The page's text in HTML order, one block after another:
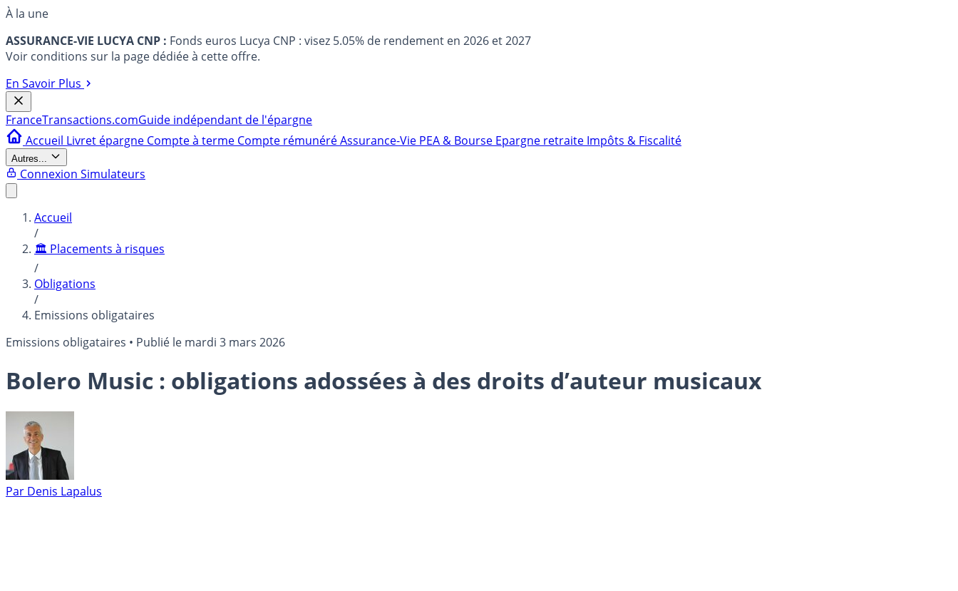
À la une
ASSURANCE-VIE LUCYA CNP : Fonds euros Lucya CNP : visez 5.05% de rendement en 2026 et 2027
Voir conditions sur la page dédiée à cette offre.
En Savoir Plus
FranceTransactions.comGuide indépendant de l'épargne
Accueil Livret épargne Compte à terme Compte rémunéréAssurance-Vie PEA & Bourse Epargne retraite Impôts & Fiscalité
Autres...
Connexion Simulateurs
Accueil
/
🏛️ Placements à risques
/
Obligations
/
Emissions obligataires
Emissions obligataires • Publié le mardi 3 mars 2026
Bolero Music : obligations adossées à des droits d’auteur musicaux
Par Denis Lapalus